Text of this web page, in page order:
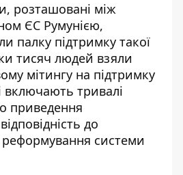
розташовані між
ЄС Румунією,
палку підтримку такої
тисяч людей взяли
мітингу на підтримку
включають тривалі
приведення
до
реформування системи